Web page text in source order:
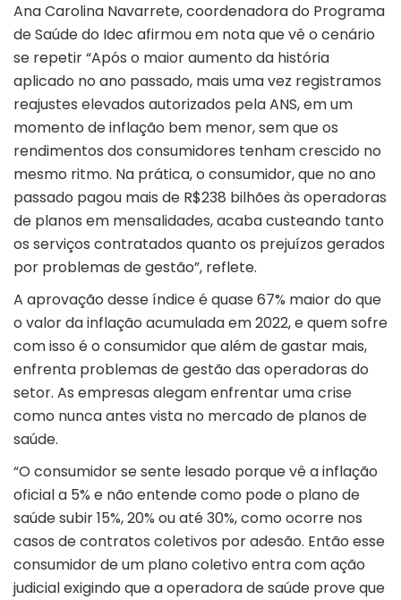
Ana Carolina Navarrete, coordenadora do Programa
de Saúde do Idec afirmou em nota que vê o cenário
se repetir “Após o maior aumento da história
aplicado no ano passado, mais uma vez registramos
reajustes elevados autorizados pela ANS, em um
momento de inflação bem menor, sem que os
rendimentos dos consumidores tenham crescido no
mesmo ritmo. Na prática, o consumidor, que no ano
passado pagou mais de R$238 bilhões às operadoras
de planos em mensalidades, acaba custeando tanto
os serviços contratados quanto os prejuízos gerados
por problemas de gestão”, reflete.
A aprovação desse índice é quase 67% maior do que
o valor da inflação acumulada em 2022, e quem sofre
com isso é o consumidor que além de gastar mais,
enfrenta problemas de gestão das operadoras do
setor. As empresas alegam enfrentar uma crise
como nunca antes vista no mercado de planos de
saúde.
“O consumidor se sente lesado porque vê a inflação
oficial a 5% e não entende como pode o plano de
saúde subir 15%, 20% ou até 30%, como ocorre nos
casos de contratos coletivos por adesão. Então esse
consumidor de um plano coletivo entra com ação
judicial exigindo que a operadora de saúde prove que